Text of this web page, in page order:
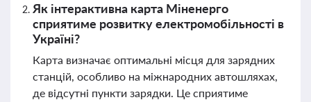
Як інтерактивна карта Міненерго
сприятиме розвитку електромобільності в
Україні?
Карта визначає оптимальні місця для зарядних
станцій, особливо на міжнародних автошляхах,
де відсутні пункти зарядки. Це сприятиме